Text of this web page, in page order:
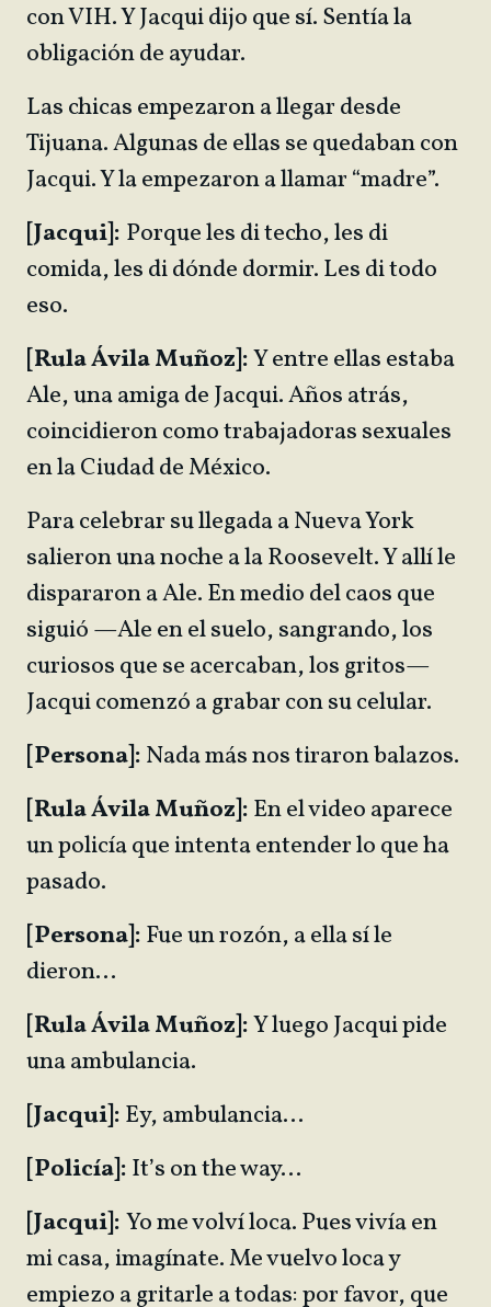
con VIH. Y Jacqui dijo que sí. Sentía la
obligación de ayudar.
Las chicas empezaron a llegar desde
Tijuana. Algunas de ellas se quedaban con
Jacqui. Y la empezaron a llamar “madre”.
[Jacqui]: Porque les di techo, les di
comida, les di dónde dormir. Les di todo
eso.
[Rula Ávila Muñoz]:Y entre ellas estaba
Ale, una amiga de Jacqui. Años atrás,
coincidieron como trabajadoras sexuales
en la Ciudad de México.
Para celebrar su llegada a Nueva York
salieron una noche a la Roosevelt. Y allí le
dispararon a Ale. En medio del caos que
siguió —Ale en el suelo, sangrando, los
curiosos que se acercaban, los gritos—
Jacqui comenzó a grabar con su celular.
[Persona]:Nada más nos tiraron balazos.
[Rula Ávila Muñoz]:En el video aparece
un policía que intenta entender lo que ha
pasado.
[Persona]:Fue un rozón, a ella sí le
dieron…
[Rula Ávila Muñoz]:Y luego Jacqui pide
una ambulancia.
[Jacqui]:Ey, ambulancia…
[Policía]:It’s on the way…
[Jacqui]:Yo me volví loca. Pues vivía en
mi casa, imagínate. Me vuelvo loca y
empiezo a gritarle a todas: por favor, que